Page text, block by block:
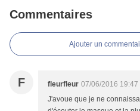
Commentaires
Ajouter un
F fleurfleur 07/06/2016 19:47
J'avoue que je ne